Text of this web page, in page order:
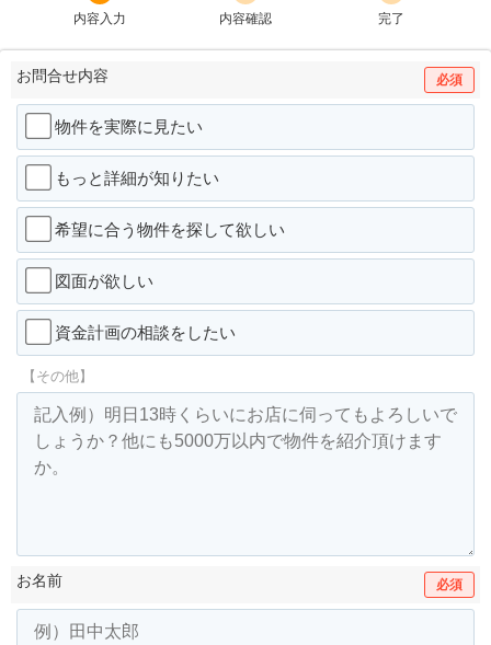
内容入力
内容確認
完了
お問合せ内容 必須
物件を実際に見たい
もっと詳細が知りたい
希望に合う物件を探して欲しい
図面が欲しい
資金計画の相談をしたい
【その他】
お名前 必須